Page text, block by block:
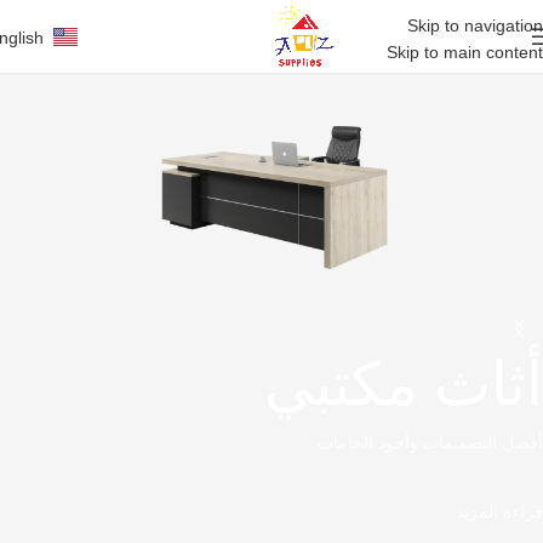
Skip to navigation
Skip to main content